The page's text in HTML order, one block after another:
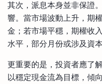
其次，派息本身並非保證
響。當市場波動上升，期
金；若市場平穩，期權收
水平，部分月份或涉及資本
更重要的是，投資者應了
以穩定現金流為目標，傾